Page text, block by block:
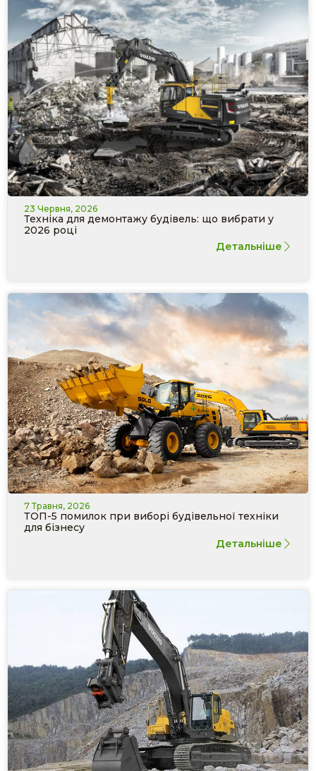
23 Червня, 2026
Техніка для демонтажу будівель: що вибрати у
2026 році
Детальніше
7 Травня, 2026
ТОП-5 помилок при виборі будівельної техніки
для бізнесу
Детальніше